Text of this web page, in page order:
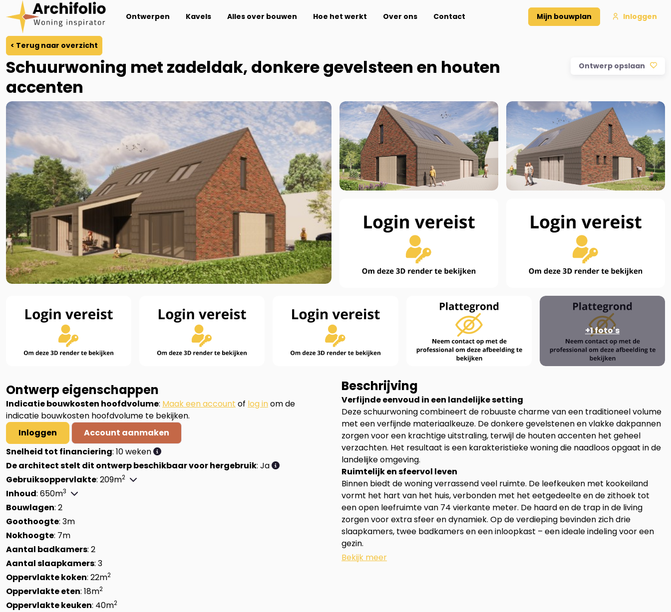
Mijn bouwplan Inloggen
Ontwerpen Kavels Alles over bouwen Hoe het werkt Over ons Contact
< Terug naar overzicht
Schuurwoning met zadeldak, donkere gevelsteen en houten
accenten
Ontwerp opslaan
+1foto's
Ontwerp eigenschappen
Indicatie bouwkosten hoofdvolume: Maak een account of log inom de
indicatie bouwkosten hoofdvolume te bekijken.
Inloggen
Account aanmaken
Snelheid tot financiering: 10 weken
De architect stelt dit ontwerp beschikbaar voor hergebruik: Ja
Gebruiksoppervlakte: 209m2
Inhoud: 650m3
Bouwlagen: 2
Goothoogte: 3m
Nokhoogte: 7m
Aantal badkamers: 2
Aantal slaapkamers: 3
Oppervlakte koken: 22m2
Oppervlakte eten: 18m2
Oppervlakte keuken: 40m2
Beschrijving
Verfijnde eenvoud in een landelijke setting
Deze schuurwoning combineert de robuuste charme van een traditioneel volume
met een verfijnde materiaalkeuze. De donkere gevelstenen en vlakke dakpannen
zorgen voor een krachtige uitstraling, terwijl de houten accenten het geheel
verzachten. Het resultaat is een karakteristieke woning die naadloos opgaat in de
landelijke omgeving.
Ruimtelijk en sfeervol leven
Binnen biedt de woning verrassend veel ruimte. De leefkeuken met kookeiland
vormt het hart van het huis, verbonden met het eetgedeelte en de zithoek tot
een open leefruimte van 74 vierkante meter. De haard en de trap in de living
zorgen voor extra sfeer en dynamiek. Op de verdieping bevinden zich drie
slaapkamers, twee badkamers en een inloopkast – een ideale indeling voor een
gezin.